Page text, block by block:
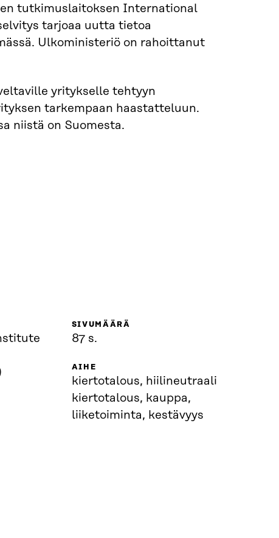
tutkimuslaitoksen International
tarjoaa uutta tietoa
Ulkoministeriö on rahoittanut
yritykselle tehtyyn
tarkempaan haastatteluun.
niistä on Suomesta.
SIVUMÄÄRÄ
87 s.
AIHE
kiertotalous, hiilineutraali
kiertotalous, kauppa,
liiketoiminta, kestävyys